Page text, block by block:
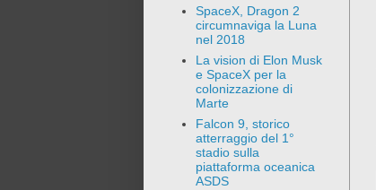
SpaceX, Dragon 2
circumnaviga la Luna
nel 2018
La vision di Elon Musk
e SpaceX per la
colonizzazione di
Marte
Falcon 9, storico
atterraggio del 1°
stadio sulla
piattaforma oceanica
ASDS